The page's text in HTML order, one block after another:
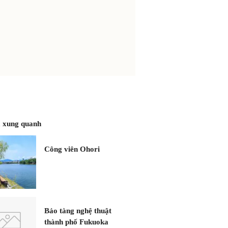
quanh
Công viên Ohori
Bảo tàng nghệ thuật
thành phố Fukuoka